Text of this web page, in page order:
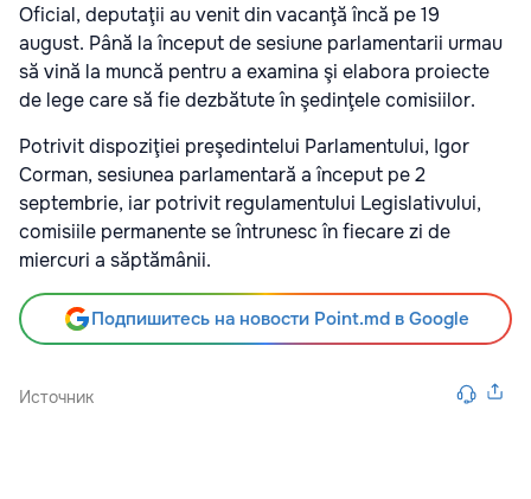
Oficial, deputaţii au venit din vacanţă încă pe 19
august. Până la început de sesiune parlamentarii urmau
să vină la muncă pentru a examina şi elabora proiecte
de lege care să fie dezbătute în şedinţele comisiilor.
Potrivit dispoziţiei preşedintelui Parlamentului, Igor
Corman, sesiunea parlamentară a început pe 2
septembrie, iar potrivit regulamentului Legislativului,
comisiile permanente se întrunesc în fiecare zi de
miercuri a săptămânii.
Подпишитесь на новости Point.md в Google
Источник